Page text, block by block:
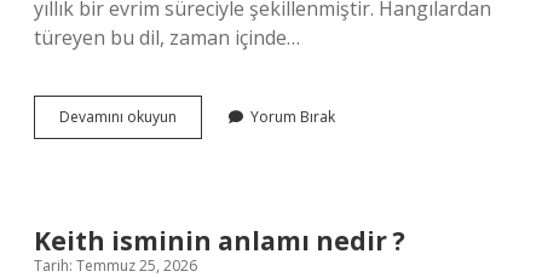
yıllık bir evrim süreciyle şekillenmiştir. Hangılardan
türeyen bu dil, zaman içinde…
Devamını okuyun Korecede
aşkım
Yorum Bırak
Keith isminin anlamı nedir ?
Tarih: Temmuz 25, 2026